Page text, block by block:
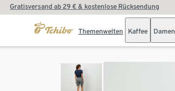
Gratisversand ab 29 € & kostenlose Rücksendung
Themenwelten Kaffee Damen